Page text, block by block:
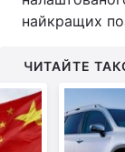
найкращих
ЧИТАЙТЕ